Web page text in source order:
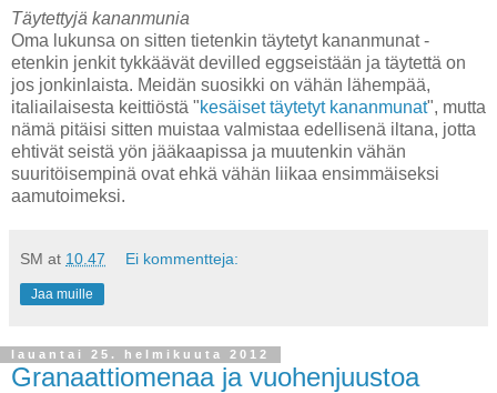
Täytettyjä kananmunia
Oma lukunsa on sitten tietenkin täytetyt kananmunat -
etenkin jenkit tykkäävät devilled eggseistään ja täytettä on
jos jonkinlaista. Meidän suosikki on vähän lähempää,
italiailaisesta keittiöstä "kesäiset täytetyt kananmunat", mutta
nämä pitäisi sitten muistaa valmistaa edellisenä iltana, jotta
ehtivät seistä yön jääkaapissa ja muutenkin vähän
suuritöisempinä ovat ehkä vähän liikaa ensimmäiseksi
aamutoimeksi.
SM at 10.47 Ei kommentteja:
Jaa muille
lauantai 25. helmikuuta 2012
Granaattiomenaa ja vuohenjuustoa